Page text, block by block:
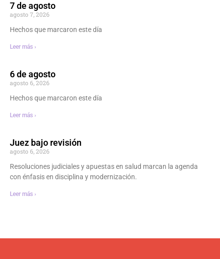
7 de agosto
agosto 7, 2026
Hechos que marcaron este día
Leer más ›
6 de agosto
agosto 6, 2026
Hechos que marcaron este día
Leer más ›
Juez bajo revisión
agosto 6, 2026
Resoluciones judiciales y apuestas en salud marcan la agenda
con énfasis en disciplina y modernización.
Leer más ›